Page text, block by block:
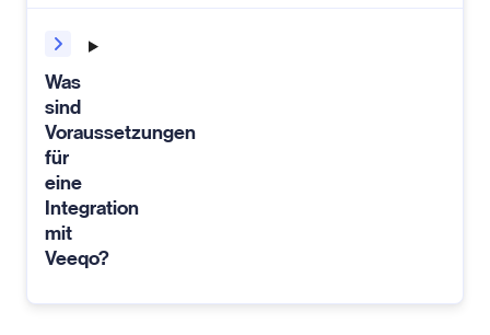
Was
sind
Voraussetzungen
für
eine
Integration
mit
Veeqo?